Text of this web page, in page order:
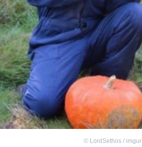
© LordSethos / imgur